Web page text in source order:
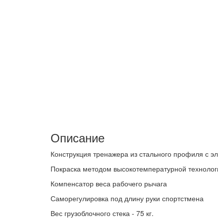
Описание
Конструкция тренажера из стального профиля
Покраска методом высокотемпературной
Компенсатор веса рабочего рычага
Саморегулировка под длину руки спортстмена
Вес грузоблочного стека - 75 кг.